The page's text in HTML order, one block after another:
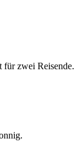
für zwei Reisende.